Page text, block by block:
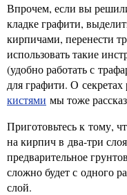
Впрочем, если вы
кладке графити,
кирпичами, перенести
использовать такие
(удобно работать с
для графити. О секретах
кистями мы тоже
Приготовьтесь к тому,
на кирпич в два-три
предварительное
сложно будет с одного
слой.